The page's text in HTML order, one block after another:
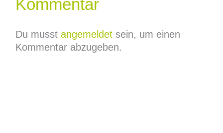
Kommentar
Du musst angemeldetsein, um einen
Kommentar abzugeben.